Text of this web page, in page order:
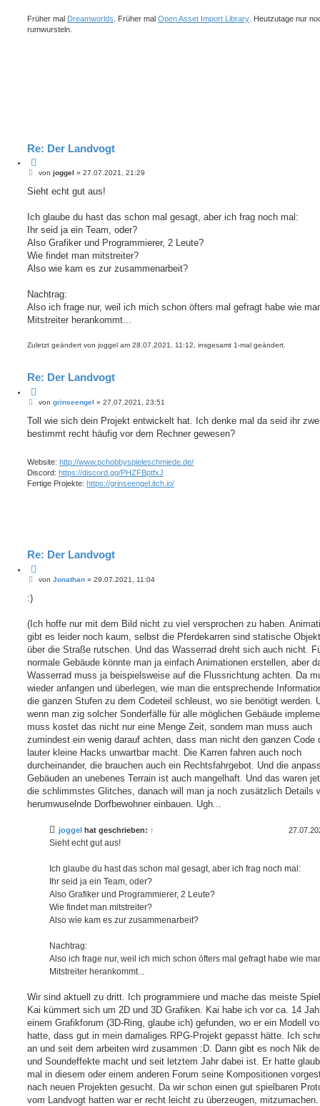
n
Früher mal Dreamworlds . Früher mal Open Asset Import Library . Heutzutage nur
rumwursteln.
Re: Der Landvogt
i
i
e
n
B
i
a
von joggel » 27.07.2021, 21:29
Sieht echt gut aus!
Ich glaube du hast das schon mal gesagt, aber ich frag noch mal:
Ihr seid ja ein Team, oder?
Also Grafiker und Programmierer, 2 Leute?
Wie findet man mitstreiter?
Also wie kam es zur zusammenarbeit?
Nachtrag:
Also ich frage nur, weil ich mich schon öfters mal gefragt habe wie
Mitstreiter herankommt...
Zuletzt geändert von joggel am 28.07.2021, 11:12, insgesamt 1-mal geändert.
Re: Der Landvogt
i
e
n
B
i
r
von grinseengel » 27.07.2021, 23:51
Toll wie sich dein Projekt entwickelt hat. Ich denke mal da seid ihr
bestimmt recht häufig vor dem Rechner gewesen?
Website: http://www.pchobbyspieleschmiede.de/
Discord: https://discord.gg/PHZFBptfxJ
Fertige Projekte: https://grinseengel.itch.io/
Re: Der Landvogt
i
e
n
B
a
von Jonathan» 29.07.2021, 11:04
:)
(Ich hoffe nur mit dem Bild nicht zu viel versprochen zu haben.
gibt es leider noch kaum, selbst die Pferdekarren sind statische
über die Straße rutschen. Und das Wasserrad dreht sich auch nicht.
normale Gebäude könnte man ja einfach Animationen erstellen, aber
Wasserrad muss ja beispielsweise auf die Flussrichtung achten. Da
wieder anfangen und überlegen, wie man die entsprechende
die ganzen Stufen zu dem Codeteil schleust, wo sie benötigt werden.
wenn man zig solcher Sonderfälle für alle möglichen Gebäude
muss kostet das nicht nur eine Menge Zeit, sondern man muss auch
zumindest ein wenig darauf achten, dass man nicht den ganzen Code
lauter kleine Hacks unwartbar macht. Die Karren fahren auch noch
durcheinander, die brauchen auch ein Rechtsfahrgebot. Und die
Gebäuden an unebenes Terrain ist auch mangelhaft. Und das waren
die schlimmstes Glitches, danach will man ja noch zusätzlich Details
herumwuselnde Dorfbewohner einbauen. Ugh...
joggel hat geschrieben: ↑
Sieht echt gut aus!
Ich glaube du hast das schon mal gesagt, aber ich frag noch mal:
Ihr seid ja ein Team, oder?
Also Grafiker und Programmierer, 2 Leute?
Wie findet man mitstreiter?
Also wie kam es zur zusammenarbeit?
Nachtrag:
Also ich frage nur, weil ich mich schon öfters mal gefragt habe wie
Mitstreiter herankommt...
Wir sind aktuell zu dritt. Ich programmiere und mache das meiste
Kai kümmert sich um 2D und 3D Grafiken. Kai habe ich vor ca. 14
einem Grafikforum (3D-Ring, glaube ich) gefunden, wo er ein Modell
hatte, dass gut in mein damaliges RPG-Projekt gepasst hätte. Ich
an und seit dem arbeiten wird zusammen :D. Dann gibt es noch Nik
und Soundeffekte macht und seit letztem Jahr dabei ist. Er hatte
mal in diesem oder einem anderen Forum seine Kompositionen
nach neuen Projekten gesucht. Da wir schon einen gut spielbaren
vom Landvogt hatten war er recht leicht zu überzeugen, mitzumachen.